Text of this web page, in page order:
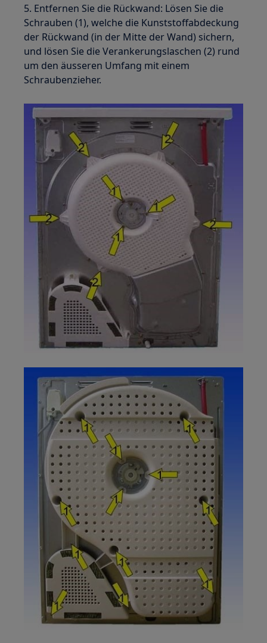
5. Entfernen Sie die Rückwand: Lösen Sie die
Schrauben (1), welche die Kunststoffabdeckung
der Rückwand (in der Mitte der Wand) sichern,
und lösen Sie die Verankerungslaschen (2) rund
um den äusseren Umfang mit einem
Schraubenzieher.